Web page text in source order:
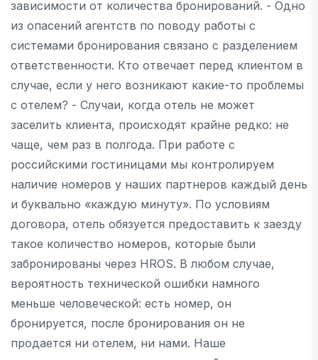
зависимости от количества бронирований. - Одно
из опасений агентств по поводу работы с
системами бронирования связано с разделением
ответственности. Кто отвечает перед клиентом в
случае, если у него возникают какие-то проблемы
с отелем? - Случаи, когда отель не может
заселить клиента, происходят крайне редко: не
чаще, чем раз в полгода. При работе с
российскими гостиницами мы контролируем
наличие номеров у наших партнеров каждый день
и буквально «каждую минуту». По условиям
договора, отель обязуется предоставить к заезду
такое количество номеров, которые были
забронированы через HROS. В любом случае,
вероятность технической ошибки намного
меньше человеческой: есть номер, он
бронируется, после бронирования он не
продается ни отелем, ни нами. Наше